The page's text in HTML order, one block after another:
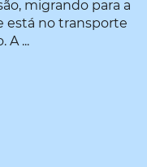
migrando para a
está no transporte
A ...